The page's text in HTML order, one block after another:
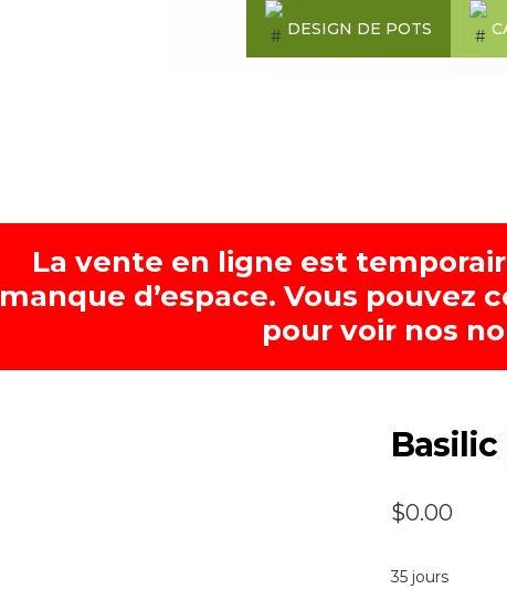
DESIGN DE POTS
La vente en ligne est
manque d’espace. Vous pouvez
pour voir nos
Basilic
$0.00
35 jours